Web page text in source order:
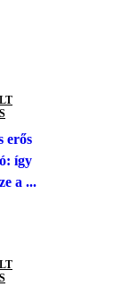
erős
így
a ...